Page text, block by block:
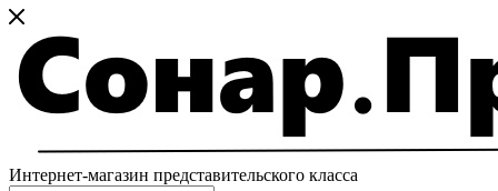
Интернет-магазин представительского класса